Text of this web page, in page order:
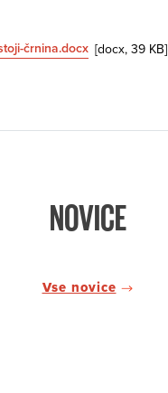
črnina.docx [docx, 39 KB]
NOVICE
Vse novice